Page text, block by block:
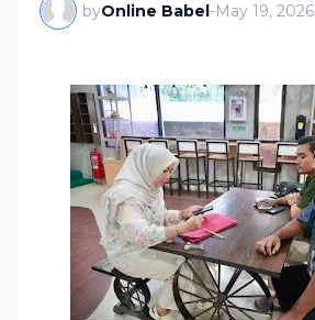
byOnline Babel-May 19, 2026